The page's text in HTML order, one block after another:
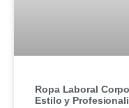
Ropa Laboral
Estilo y